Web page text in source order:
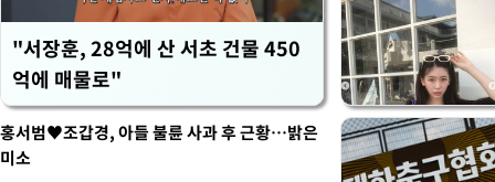
"서장훈, 28억에 산 서초 건물 450
억에 매물로"
홍서범♥조갑경, 아들 불륜 사과 후 근황…밝은
미소